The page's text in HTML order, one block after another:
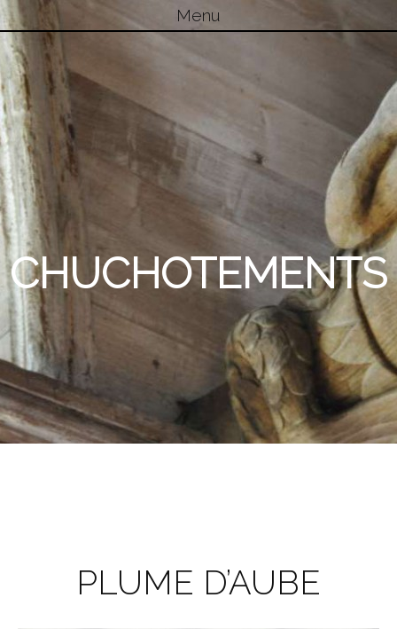
Menu
Skip to content
CHUCHOTEMENTS
PLUME D’AUBE